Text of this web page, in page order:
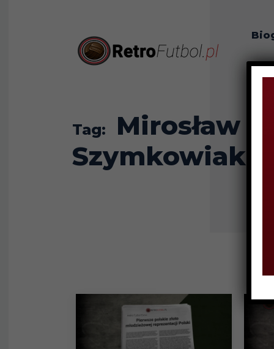
O
Tag:
Mirosław
Szymkowiak